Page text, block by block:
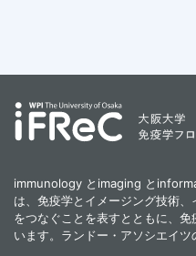
immunology とimaging と
は、免疫学とイメージング技術
をつなぐことを表すとともに、
います。ランドー・アソシエイツ